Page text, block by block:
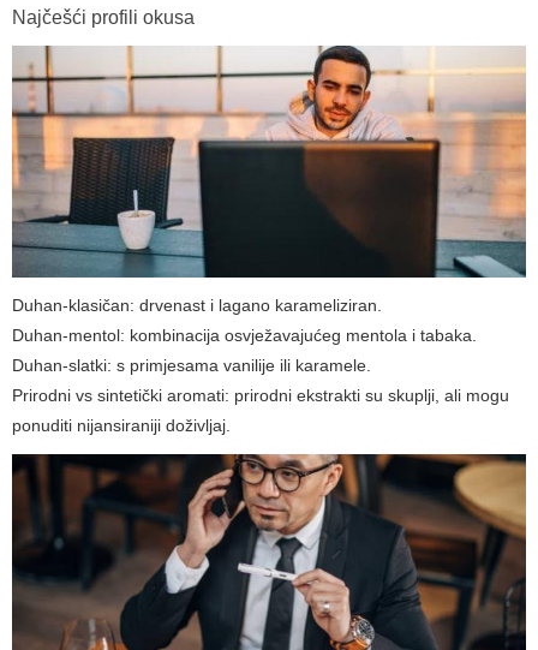
Najčešći profili okusa
Duhan-klasičan: drvenast i lagano karameliziran.
Duhan-mentol: kombinacija osvježavajućeg mentola i tabaka.
Duhan-slatki: s primjesama vanilije ili karamele.
Prirodni vs sintetički aromati: prirodni ekstrakti su skuplji, ali mogu
ponuditi nijansiraniji doživljaj.